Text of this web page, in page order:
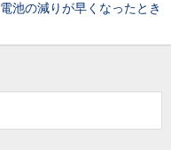
電池の減りが早くなったとき